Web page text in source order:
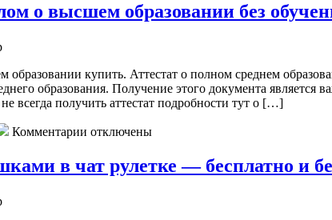
о высшем образовании без
образовании купить. Аттестат о полном среднем
образования. Получение этого документа
всегда получить аттестат подробности тут о […]
Комментарии отключены
в чат рулетке — бесплатно и